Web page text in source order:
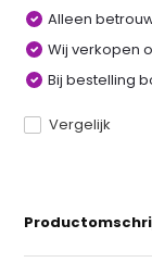
Alleen
Wij verkopen
Bij bestelling
Vergelijk